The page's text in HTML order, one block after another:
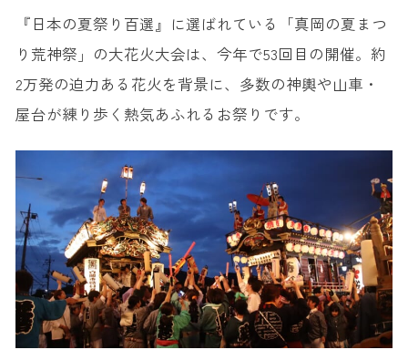
『日本の夏祭り百選』に選ばれている「真岡の夏まつ
り荒神祭」の大花火大会は、今年で53回目の開催。約
2万発の迫力ある花火を背景に、多数の神輿や山車・
屋台が練り歩く熱気あふれるお祭りです。